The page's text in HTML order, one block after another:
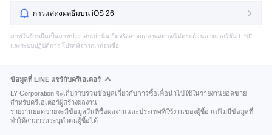
การแสดงผลธีมบน iOS 26
ภาพในร้านธีมเป็นภาพประกอบเท่านั้น ธีมจริงอาจแสดงผลต่าง/ไม่ครบถ้วนตามเวอร์ชัน LINE
และระบบปฏิบัติการ โปรดพิจารณาก่อนซื้อ
ข้อมูลที่ LINE แชร์กับครีเอเตอร์
LY Corporation จะเก็บรวบรวมข้อมูลเกี่ยวกับการซื้อเพื่อนำไปใช้ในรายงานยอดขาย
สำหรับครีเอเตอร์ผู้สร้างผลงาน
รายงานยอดขายจะมีข้อมูลวันที่ซื้อผลงานและประเทศที่ใช้งานของผู้ซื้อ แต่ไม่มีข้อมูลที่
ทำให้สามารถระบุตัวตนผู้ซื้อได้